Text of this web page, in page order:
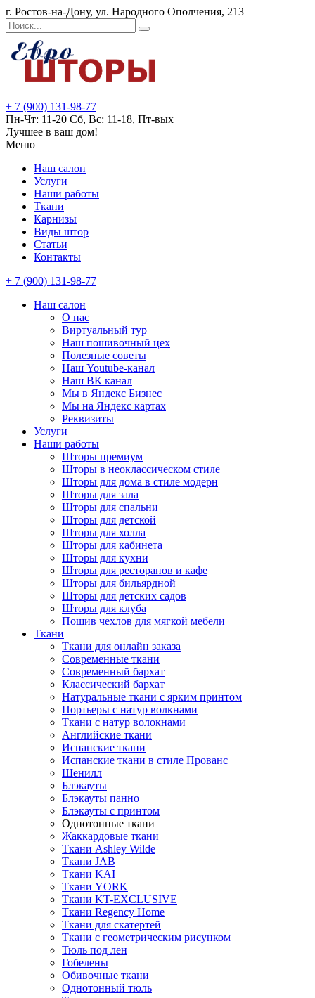
г. Ростов-на-Дону, ул. Народного Ополчения, 213
+ 7 (900) 131-98-77
Пн-Чт: 11-20 Сб, Вс: 11-18, Пт-вых
Лучшее в ваш дом!
Меню
Наш салон
Услуги
Наши работы
Ткани
Карнизы
Виды штор
Статьи
Контакты
+ 7 (900) 131-98-77
Наш салон
О нас
Виртуальный тур
Наш пошивочный цех
Полезные советы
Наш Youtube-канал
Наш ВК канал
Мы в Яндекс Бизнес
Мы на Яндекс картах
Реквизиты
Услуги
Наши работы
Шторы премиум
Шторы в неоклассическом стиле
Шторы для дома в стиле модерн
Шторы для зала
Шторы для спальни
Шторы для детской
Шторы для холла
Шторы для кабинета
Шторы для кухни
Шторы для ресторанов и кафе
Шторы для бильярдной
Шторы для детских садов
Шторы для клуба
Пошив чехлов для мягкой мебели
Ткани
Ткани для онлайн заказа
Современные ткани
Современный бархат
Классический бархат
Натуральные ткани с ярким принтом
Портьеры с натур волкнами
Ткани с натур волокнами
Английские ткани
Испанские ткани
Испанские ткани в стиле Прованс
Шенилл
Блэкауты
Блэкауты панно
Блэкауты с принтом
Однотонные ткани
Жаккардовые ткани
Ткани Ashley Wilde
Ткани JAB
Ткани KAI
Ткани YORK
Ткани KT-EXCLUSIVE
Ткани Regency Home
Ткани для скатертей
Ткани с геометрическим рисунком
Тюль под лен
Гобелены
Обивочные ткани
Однотонный тюль